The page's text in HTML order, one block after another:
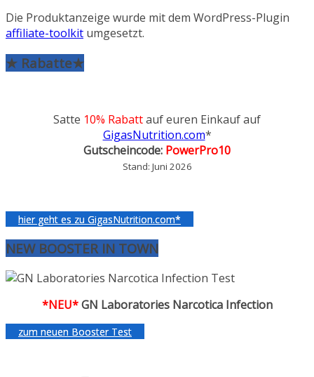
Die Produktanzeige wurde mit dem WordPress-Plugin
affiliate-toolkit umgesetzt.
★ Rabatte★
Satte 10% Rabattauf euren Einkauf auf
GigasNutrition.com*
Gutscheincode: PowerPro10
Stand: Juni 2026
hier geht es zu GigasNutrition.com*
NEW BOOSTER IN TOWN
*NEU*GN Laboratories Narcotica Infection
zum neuen Booster Test